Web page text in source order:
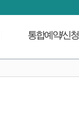
통합예약/신청